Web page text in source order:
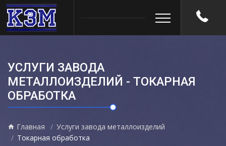
УСЛУГИ ЗАВОДА
МЕТАЛЛОИЗДЕЛИЙ - ТОКАРНАЯ
ОБРАБОТКА
Главная
Услуги завода металлоизделий
Токарная обработка